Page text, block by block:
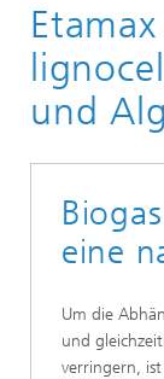
und
eine
Um die
und
verringern,